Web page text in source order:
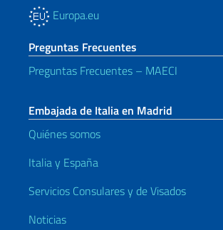
Europa.eu
Preguntas Frecuentes
Preguntas Frecuentes – MAECI
Embajada de Italia en Madrid
Quiénes somos
Italia y España
Servicios Consulares y de Visados
Noticias